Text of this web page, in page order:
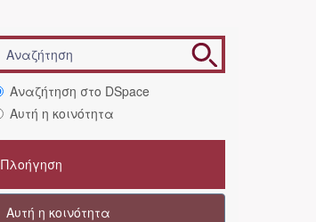
Αναζήτηση στο DSpace
Αυτή η κοινότητα
Πλοήγηση
Αυτή η κοινότητα